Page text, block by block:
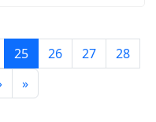
25(current)
26 27
28
»